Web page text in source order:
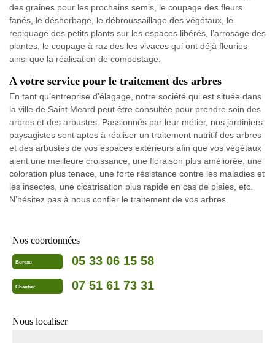
des graines pour les prochains semis, le coupage des fleurs
fanés, le désherbage, le débroussaillage des végétaux, le
repiquage des petits plants sur les espaces libérés, l’arrosage des
plantes, le coupage à raz des les vivaces qui ont déjà fleuries
ainsi que la réalisation de compostage.
A votre service pour le traitement des arbres
En tant qu’entreprise d’élagage, notre société qui est située dans
la ville de Saint Meard peut être consultée pour prendre soin des
arbres et des arbustes. Passionnés par leur métier, nos jardiniers
paysagistes sont aptes à réaliser un traitement nutritif des arbres
et des arbustes de vos espaces extérieurs afin que vos végétaux
aient une meilleure croissance, une floraison plus améliorée, une
coloration plus tenace, une forte résistance contre les maladies et
les insectes, une cicatrisation plus rapide en cas de plaies, etc.
N’hésitez pas à nous confier le traitement de vos arbres.
Nos coordonnées
Bureau 05 33 06 15 58
Chantier 07 51 61 73 31
Nous localiser